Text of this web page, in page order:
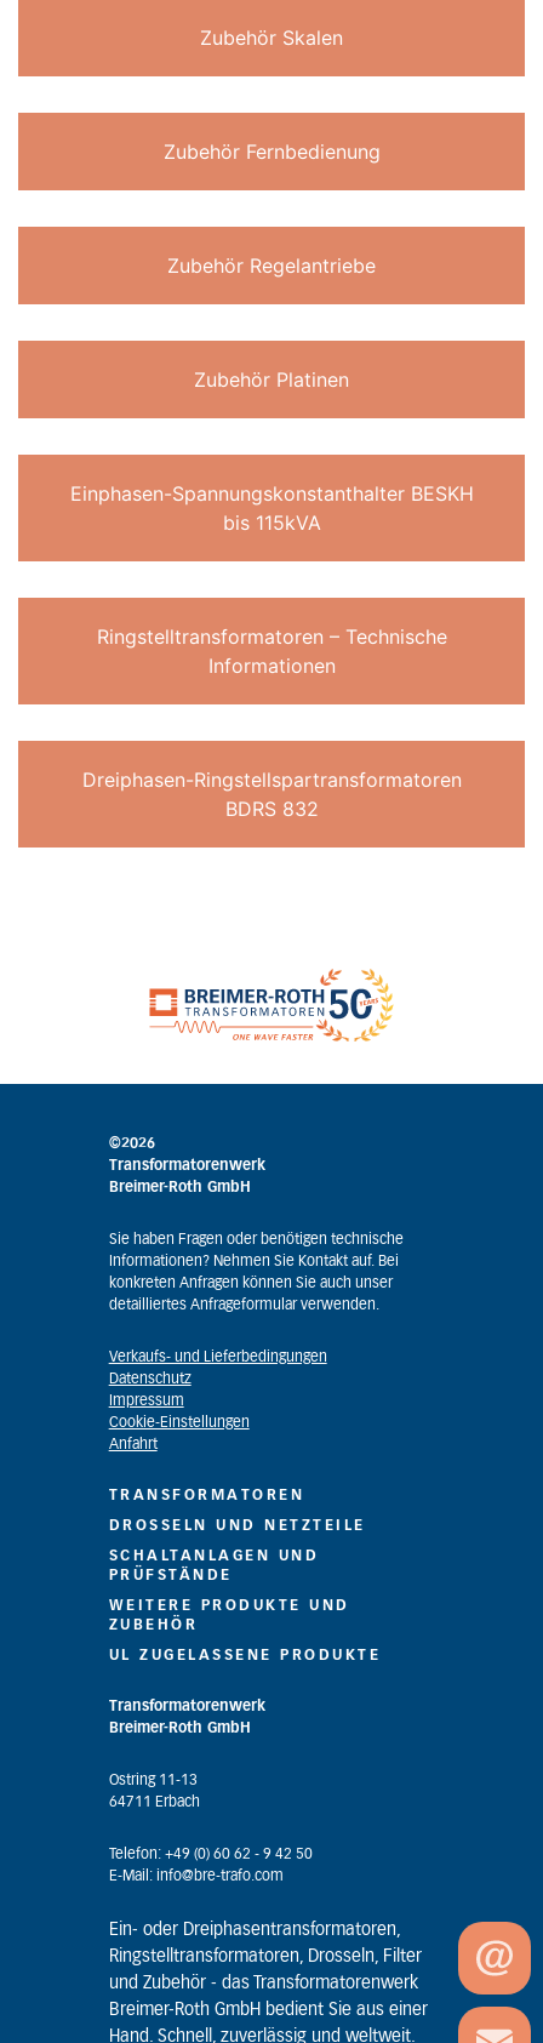
Zubehör Skalen
Zubehör Fernbedienung
Zubehör Regelantriebe
Zubehör Platinen
Einphasen-Spannungskonstanthalter BESKH
bis 115kVA
Ringstelltransformatoren – Technische
Informationen
Dreiphasen-Ringstellspartransformatoren
BDRS 832
©2026
Transformatorenwerk
Breimer-Roth GmbH
Sie haben Fragen oder benötigen technische
Informationen? Nehmen Sie Kontakt auf. Bei
konkreten Anfragen können Sie auch unser
detailliertes Anfrageformular verwenden.
Verkaufs- und Lieferbedingungen
Datenschutz
Impressum
Cookie-Einstellungen
Anfahrt
TRANSFORMATOREN
DROSSELN UND NETZTEILE
SCHALTANLAGEN UND
PRÜFSTÄNDE
WEITERE PRODUKTE UND
ZUBEHÖR
UL ZUGELASSENE PRODUKTE
Transformatorenwerk
Breimer-Roth GmbH
Ostring 11-13
64711 Erbach
Telefon: +49 (0) 60 62 - 9 42 50
E-Mail: info@bre-trafo.com
Ein- oder Dreiphasentransformatoren,
Ringstelltransformatoren, Drosseln, Filter
und Zubehör - das Transformatorenwerk
Breimer-Roth GmbH bedient Sie aus einer
Hand. Schnell, zuverlässig und weltweit.